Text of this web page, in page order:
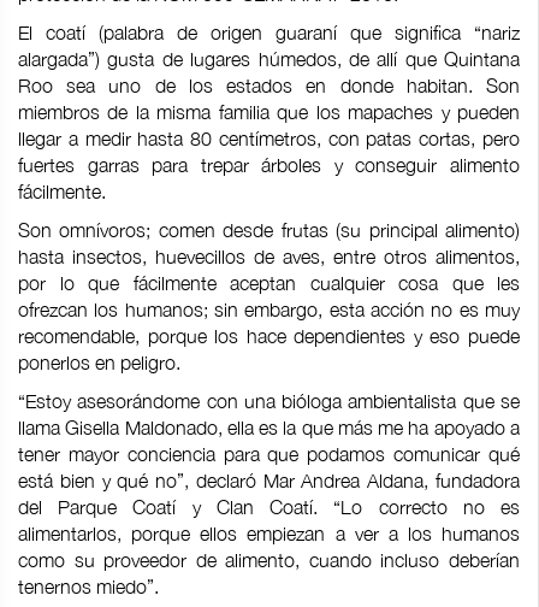
El coatí (palabra de origen guaraní que significa “nariz
alargada”) gusta de lugares húmedos, de allí que Quintana
Roo sea uno de los estados en donde habitan. Son
miembros de la misma familia que los mapaches y pueden
llegar a medir hasta 80 centímetros, con patas cortas, pero
fuertes garras para trepar árboles y conseguir alimento
fácilmente.
Son omnívoros; comen desde frutas (su principal alimento)
hasta insectos, huevecillos de aves, entre otros alimentos,
por lo que fácilmente aceptan cualquier cosa que les
ofrezcan los humanos; sin embargo, esta acción no es muy
recomendable, porque los hace dependientes y eso puede
ponerlos en peligro.
“Estoy asesorándome con una bióloga ambientalista que se
llama Gisella Maldonado, ella es la que más me ha apoyado a
tener mayor conciencia para que podamos comunicar qué
está bien y qué no”, declaró Mar Andrea Aldana, fundadora
del Parque Coatí y Clan Coatí. “Lo correcto no es
alimentarlos, porque ellos empiezan a ver a los humanos
como su proveedor de alimento, cuando incluso deberían
tenernos miedo”.